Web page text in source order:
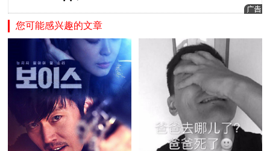
您可能感兴趣的文章